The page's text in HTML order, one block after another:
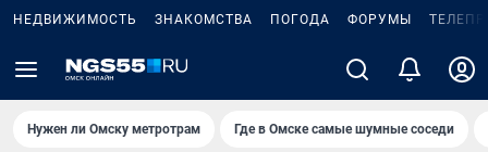
НЕДВИЖИМОСТЬ ЗНАКОМСТВА ПОГОДА ФОРУМЫ
Нужен ли Омску метротрам Где в Омске самые шумные соседи